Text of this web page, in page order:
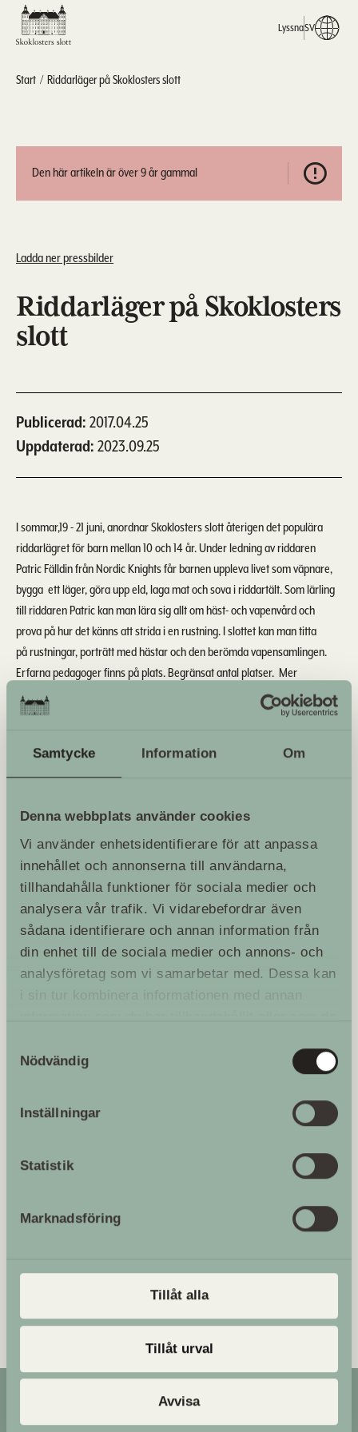
Samtycke Information Om
Denna webbplats använder cookies
Vi använder enhetsidentifierare för att anpassa
innehållet och annonserna till användarna,
tillhandahålla funktioner för sociala medier och
analysera vår trafik. Vi vidarebefordrar även
sådana identifierare och annan information från
din enhet till de sociala medier och annons- och
analysföretag som vi samarbetar med. Dessa kan
Nödvändig
Inställningar
Statistik
Marknadsföring
Tillåt alla
Tillåt urval
Avvisa
LyssnaSV
Start Riddarläger på Skoklosters slott
Den här artikeln är över 9 år gammal
Ladda ner pressbilder
Riddarläger på Skoklosters
slott
Publicerad 2017.04.25
Uppdaterad 2023.09.25
I sommar,19 - 21 juni, anordnar Skoklosters slott återigen det populära
riddarlägret för barn mellan 10 och 14 år. Under ledning av riddaren
Patric Fälldin från Nordic Knights får barnen uppleva livet som väpnare,
bygga ett läger, göra upp eld, laga mat och sova i riddartält. Som lärling
till riddaren Patric kan man lära sig allt om häst- och vapenvård och
prova på hur det känns att strida i en rustning. I slottet kan man titta
på rustningar, porträtt med hästar och den berömda vapensamlingen.
Erfarna pedagoger finns på plats. Begränsat antal platser. Mer
information om sommarens roligaste läger finns på
www.skoklostersslott.se
Fotograf: Skoklosters slott
2023.09.25